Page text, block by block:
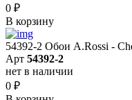
0 ₽
В корзину
54392-2 Обои A.Rossi -
Арт 54392-2
нет в наличии
0 ₽